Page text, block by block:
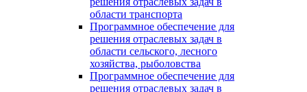
области транспорта
Программное обеспечение для
решения отраслевых задач в
области сельского, лесного
хозяйства, рыболовства
Программное обеспечение для
решения отраслевых задач в